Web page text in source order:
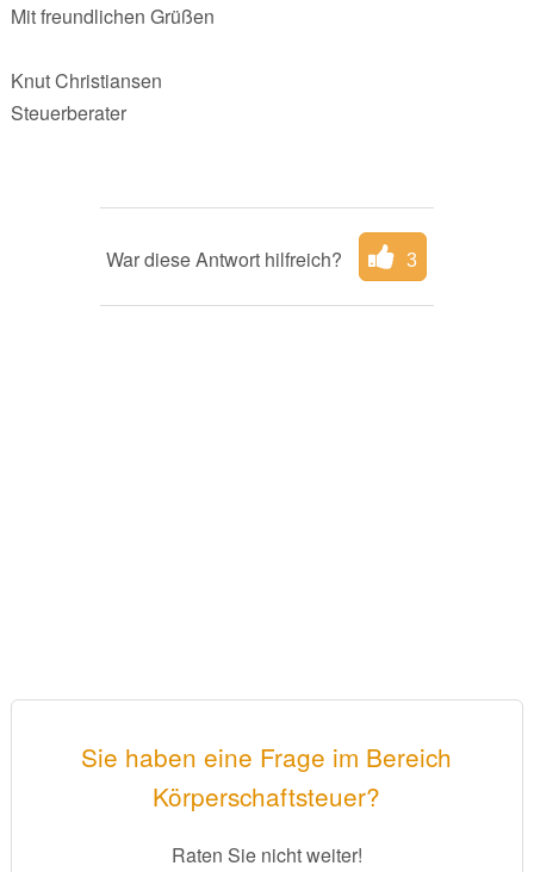
Mit freundlichen Grüßen
Knut Christiansen
Steuerberater
War diese Antwort hilfreich? 3
Sie haben eine Frage im Bereich
Körperschaftsteuer?
Raten Sie nicht weiter!